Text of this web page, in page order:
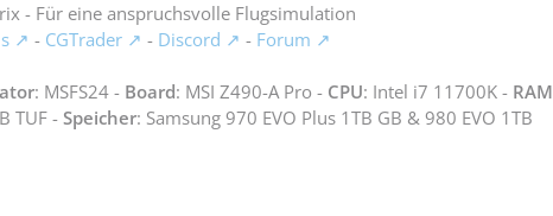
- Für eine anspruchsvolle Flugsimulation
- CGTrader - Discord - Forum
: MSFS24 - Board: MSI Z490-A Pro - CPU: Intel i7 11700K - RAM
TUF -Speicher: Samsung 970 EVO Plus 1TB GB & 980 EVO 1TB